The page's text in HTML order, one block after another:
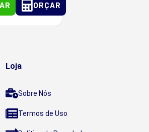
ORÇAR
Loja
Sobre Nós
Termos de Uso